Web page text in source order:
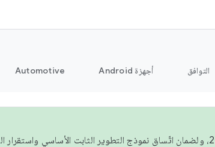
التوافق أجهزة Android Automotive
اعتبارًا من عام 2026، ولضمان اتّساق نموذج التطوير الثابت الأساسي